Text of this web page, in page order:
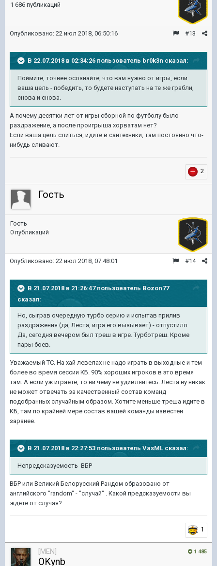
1 686 публикаций
#13
Опубликовано: 22 июл 2018, 06:50:16
В 22.07.2018 в 02:34:26 пользователь br0k3n сказал:
Поймите, точнее осознайте, что вам нужно от игры, если
ваша цель - победить, то будете наступать на те же грабли,
снова и снова.
А почему десятки лет от игры сборной по футболу было
раздражение, а после проигрыша хорватам нет?
Если ваша цель слиться, идите в сантехники, там постоянно что-
нибудь сливают.
2
Гость
Гость
0 публикаций
#14
Опубликовано: 22 июл 2018, 07:48:01
В 21.07.2018 в 21:26:47 пользователь Bozon77
сказал:
Но, сыграв очередную турбо серию и испытав прилив
раздражения (да, Леста, игра его вызывает) - отпустило.
Да, сегодня вечером был треш в игре. Турботреш. Кроме
пары боев.
Уважаемый ТС. На хай левелах не надо играть в выходные и тем
более во время сессии КБ. 90% хороших игроков в это время
там. А если уж играете, то ни чему не удивляйтесь. Леста ну никак
не может отвечать за качественный состав команд
подобранных случайным образом. Хотите меньше треша идите в
КБ, там по крайней мере состав вашей команды известен
заранее.
В 21.07.2018 в 22:27:53 пользователь VasML сказал:
Непредсказуемость ВБР
ВБР или Великий Белорусский Рандом образовано от
английского "random" - "cлучай" . Какой предсказуемости вы
ждёте от случая?
1
1 485
[MEN]
OKynb